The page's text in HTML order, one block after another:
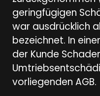
geringfügigen
war ausdrücklich
bezeichnet. In
der Kunde
vorliegenden AGB.